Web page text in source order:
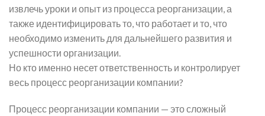
извлечь уроки и опыт из процесса реорганизации, а
также идентифицировать то, что работает и то, что
необходимо изменить для дальнейшего развития и
успешности организации.
Но кто именно несет ответственность и контролирует
весь процесс реорганизации компании?
Процесс реорганизации компании — это сложный